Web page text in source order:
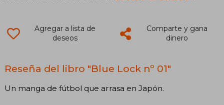
Agregar a lista de
deseos
Comparte y gana
dinero
Reseña del libro "Blue Lock nº 01"
Un manga de fútbol que arrasa en Japón.